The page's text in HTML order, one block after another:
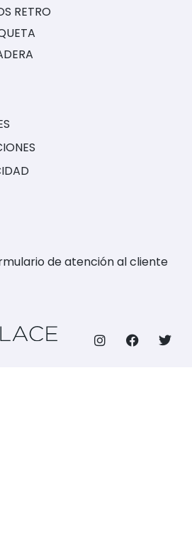
RETRO
de atención al cliente